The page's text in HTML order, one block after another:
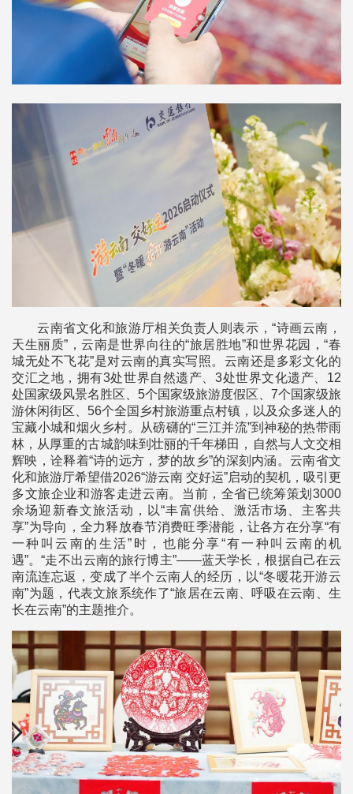
云南省文化和旅游厅相关负责人则表示，“诗画云南，
天生丽质”，云南是世界向往的“旅居胜地”和世界花园，“春
城无处不飞花”是对云南的真实写照。云南还是多彩文化的
交汇之地，拥有3处世界自然遗产、3处世界文化遗产、12
处国家级风景名胜区、5个国家级旅游度假区、7个国家级旅
游休闲街区、56个全国乡村旅游重点村镇，以及众多迷人的
宝藏小城和烟火乡村。从磅礴的“三江并流”到神秘的热带雨
林，从厚重的古城韵味到壮丽的千年梯田，自然与人文交相
辉映，诠释着“诗的远方，梦的故乡”的深刻内涵。云南省文
化和旅游厅希望借2026“游云南 交好运”启动的契机，吸引更
多文旅企业和游客走进云南。当前，全省已统筹策划3000
余场迎新春文旅活动，以“丰富供给、激活市场、主客共
享”为导向，全力释放春节消费旺季潜能，让各方在分享“有
一种叫云南的生活”时，也能分享“有一种叫云南的机
遇”。“走不出云南的旅行博主”——蓝天学长，根据自己在云
南流连忘返，变成了半个云南人的经历，以“冬暖花开游云
南”为题，代表文旅系统作了“旅居在云南、呼吸在云南、生
长在云南”的主题推介。